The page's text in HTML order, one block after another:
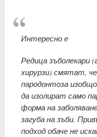
Интересно е
Редица зъболекари
хирурзи) смятат,
пародонтоза
да изолират само
форма на
загуба на зъби.
подход обаче не